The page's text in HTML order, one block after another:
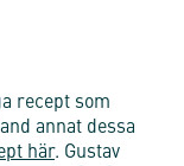
recept som
annat dessa
här. Gustav